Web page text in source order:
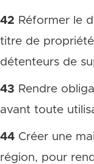
42 Réformer le
titre de
détenteurs de
43 Rendre
avant toute
44 Créer une
région, pour